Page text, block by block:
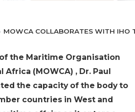
FOR
› MOWCA COLLABORATES WITH IHO
the Maritime Organisation
Africa (MOWCA) , Dr. Paul
the capacity of the body to
countries in West and